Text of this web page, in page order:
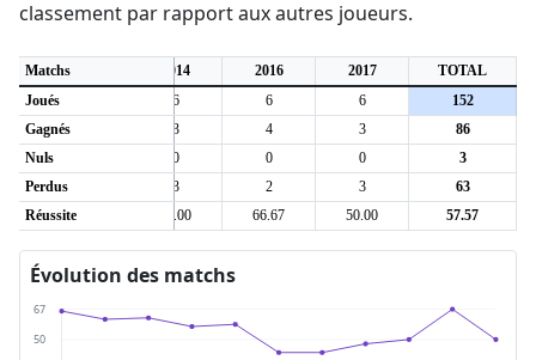
classement par rapport aux autres joueurs.
Matchs2013 2014 2016 2017
TOTAL
Joués
6 6 6
152
Gagnés
3 4 3
86
Nuls
0 0 0
3
Perdus
3 2 3
63
Réussite47.62 50.00 66.67 50.00 57.57
Évolution des matchs
67
50